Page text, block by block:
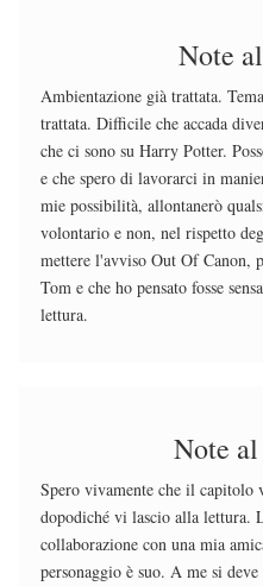
Note
Ambientazione già trattata.
trattata. Difficile che accada
che ci sono su Harry Potter.
e che spero di lavorarci in
mie possibilità, allontanerò
volontario e non, nel rispetto
mettere l'avviso Out Of Canon,
Tom e che ho pensato fosse
lettura.
Note
Spero vivamente che il
dopodiché vi lascio alla lettura.
collaborazione con una mia
personaggio è suo. A me si